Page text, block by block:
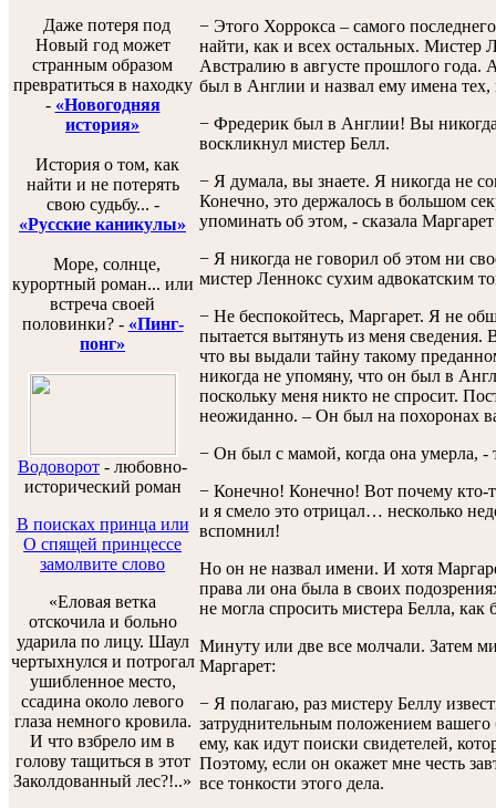
Даже потеря под
Новый год может
странным образом
превратиться в находку
- «Новогодняя
история»
История о том, как
найти и не потерять
свою судьбу... -
«Русские каникулы»
Море, солнце,
курортный роман... или
встреча своей
половинки? - «Пинг-
понг»
Водоворот - любовно-
исторический роман
В поисках принца или
О спящей принцессе
замолвите слово
«Еловая ветка
отскочила и больно
ударила по лицу. Шаул
чертыхнулся и потрогал
ушибленное место,
ссадина около левого
глаза немного кровила.
И что взбрело им в
голову тащиться в этот
Заколдованный лес?!..»
− Этого Хоррокса – самого
найти, как и всех остальных. Мистер
Австралию в августе прошлого года.
был в Англии и назвал ему имена
− Фредерик был в Англии! Вы
воскликнул мистер Белл.
− Я думала, вы знаете. Я никогда не
Конечно, это держалось в большом
упоминать об этом, - сказала
− Я никогда не говорил об этом ни
мистер Леннокс сухим адвокатским
− Не беспокойтесь, Маргарет. Я не
пытается вытянуть из меня сведения.
что вы выдали тайну такому
никогда не упомяну, что он был в
поскольку меня никто не спросит.
неожиданно. – Он был на похоронах
− Он был с мамой, когда она умерла, -
− Конечно! Конечно! Вот почему кто-
и я смело это отрицал… несколько
вспомнил!
Но он не назвал имени. И хотя
права ли она была в своих
не могла спросить мистера Белла, как
Минуту или две все молчали. Затем
Маргарет:
− Я полагаю, раз мистеру Беллу
затруднительным положением вашего
ему, как идут поиски свидетелей,
Поэтому, если он окажет мне честь
все тонкости этого дела.